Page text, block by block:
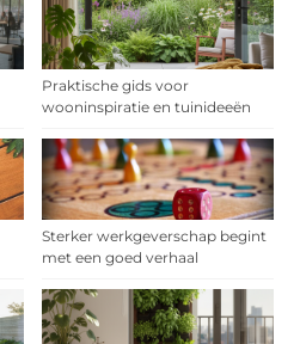
Praktische gids voor
wooninspiratie en tuinideeën
Sterker werkgeverschap begint
met een goed verhaal